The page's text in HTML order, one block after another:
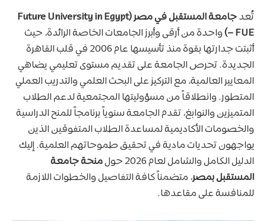
تُعد
جامعة المستقبل في مصر (Future University in Egypt
– FUE) واحدة من أرقى وأبرز الجامعات الخاصة الرائدة، حيث
أثبتت جدارتها بقوة منذ تأسيسها عام 2006 في قلب القاهرة
الجديدة. تحرص الجامعة على تقديم مستوى تعليمي يضاهي
المعايير العالمية، مع التركيز على البحث العلمي والتدريب العملي
المتطور. وانطلاقاً من مسؤوليتها المجتمعية لدعم الطلاب
المتميزين والنوابغ، تقدم الجامعة سنوياً برنامجاً للمنح الدراسية
والخصومات الأكاديمية لمساعدة الطلاب المتفوقين الذين
يواجهون تحديات مادية في تحقيق طموحاتهم العلمية. إليك
الدليل الكامل والشامل لعام 2026 حول
منحة جامعة
المستقبل بمصر، متضمناً كافة التفاصيل والخطوات اللازمة
للمنافسة على مقاعدها.